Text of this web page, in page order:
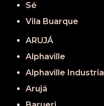
Sé
Vila Buarque
ARUJÁ
Alphaville
Alphaville Industrial
Arujá